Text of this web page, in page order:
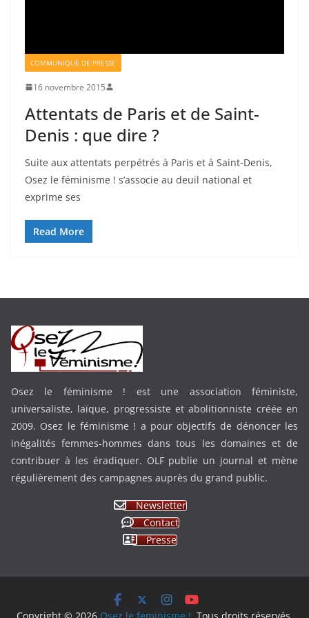
COMMUNIQUÉ DE PRESSE
16 novembre 2015
Attentats de Paris et de Saint-
Denis : que dire ?
Suite aux attentats perpétrés à Paris et à Saint-Denis,
Osez le féminisme ! s’associe au deuil national et
exprime ses
Read More
Osez le féminisme ! est une association féministe,
universaliste, laïque, progressiste et abolitionniste créée en
2009. Osez le féminisme ! a pour objectifs de dénoncer les
inégalités femmes-hommes dans tous les domaines et de
contribuer à les éradiquer. OLF publie un journal et mène
régulièrement des campagnes auprès du grand public.
Newsletter
Contact
Presse